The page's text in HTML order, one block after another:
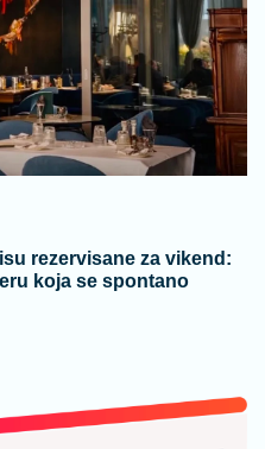
rezervisane za vikend:
koja se spontano